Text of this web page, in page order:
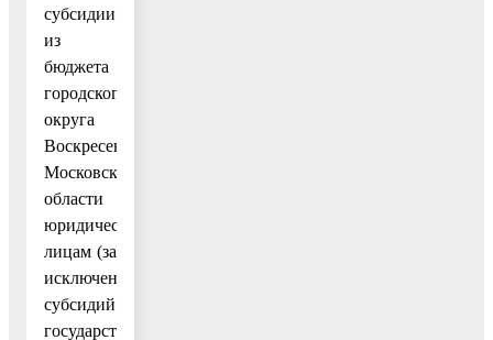
субсидии
из
бюджета
городского
округа
Воскресенск
Московской
области
юридическим
лицам (за
исключением
субсидий
государственным